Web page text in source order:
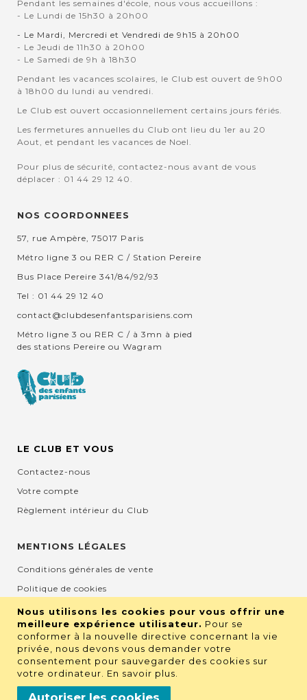
Nous utilisons les cookies pour vous offrir une
meilleure expérience utilisateur. Pour se
conformer à la nouvelle directive concernant la vie
privée, nous devons vous demander votre
consentement pour sauvegarder des cookies sur
votre ordinateur. En savoir plus
Autoriser les cookies
Pendant les semaines d'école, nous vous accueillons :
- Le Lundi de 15h30 à 20h00
- Le Mardi, Mercredi et Vendredi de 9h15 à 20h00
- Le Jeudi de 11h30 à 20h00
- Le Samedi de 9h à 18h30
Pendant les vacances scolaires, le Club est ouvert de 9h00
à 18h00 du lundi au vendredi.
Le Club est ouvert occasionnellement certains jours fériés.
Les fermetures annuelles du Club ont lieu du 1er au 20
Aout, et pendant les vacances de Noel.
Pour plus de sécurité, contactez-nous avant de vous
déplacer : 01 44 29 12 40.
NOS COORDONNEES
57, rue Ampère, 75017 Paris
Métro ligne 3 ou RER C / Station Pereire
Bus Place Pereire 341/84/92/93
Tel : 01 44 29 12 40
contact@clubdesenfantsparisiens.com
Métro ligne 3 ou RER C / à 3mn à pied
des stations Pereire ou Wagram
LE CLUB ET VOUS
Contactez-nous
Votre compte
Règlement intérieur du Club
MENTIONS LÉGALES
Conditions générales de vente
Politique de cookies
Mentions légales et CGU
Protection de la vie privée
RETROUVEZ NOUS SUR LES RÉSEAUX